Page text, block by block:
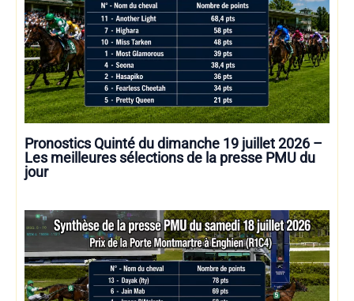
Pronostics Quinté du dimanche 19 juillet 2026 –
Les meilleures sélections de la presse PMU du
jour